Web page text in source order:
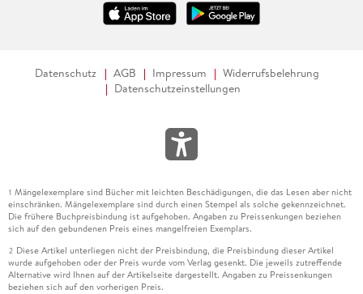
Datenschutz AGB Impressum
Widerrufsbelehrung
Datenschutzeinstellungen
1 Mängelexemplare sind Bücher mit leichten Beschädigungen, die das Lesen aber nicht
einschränken. Mängelexemplare sind durch einen Stempel als solche gekennzeichnet.
Die frühere Buchpreisbindung ist aufgehoben. Angaben zu Preissenkungen beziehen
sich auf den gebundenen Preis eines mangelfreien Exemplars.
2 Diese Artikel unterliegen nicht der Preisbindung, die Preisbindung dieser Artikel
wurde aufgehoben oder der Preis wurde vom Verlag gesenkt. Die jeweils zutreffende
Alternative wird Ihnen auf der Artikelseite dargestellt. Angaben zu Preissenkungen
beziehen sich auf den vorherigen Preis.